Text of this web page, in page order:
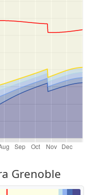
Grenoble